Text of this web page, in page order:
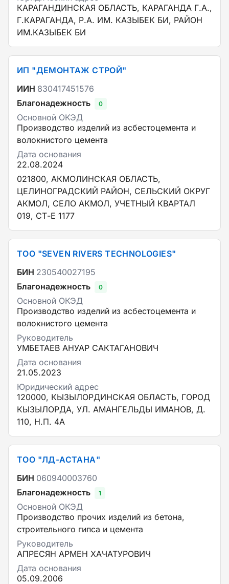
КАРАГАНДИНСКАЯ ОБЛАСТЬ, КАРАГАНДА Г.А.,
Г.КАРАГАНДА, Р.А. ИМ. КАЗЫБЕК БИ, РАЙОН
ИМ.КАЗЫБЕК БИ
ИП "ДЕМОНТАЖ СТРОЙ"
ИИН 830417451576
Благонадежность
0
Основной ОКЭД
Производство изделий из асбестоцемента и
волокнистого цемента
Дата основания
22.08.2024
021800, АКМОЛИНСКАЯ ОБЛАСТЬ,
ЦЕЛИНОГРАДСКИЙ РАЙОН, СЕЛЬСКИЙ ОКРУГ
АКМОЛ, СЕЛО АКМОЛ, УЧЕТНЫЙ КВАРТАЛ
019, СТ-Е 1177
ТОО "SEVEN RIVERS TECHNOLOGIES"
БИН 230540027195
Благонадежность
0
Основной ОКЭД
Производство изделий из асбестоцемента и
волокнистого цемента
Руководитель
УМБЕТАЕВ АНУАР САКТАГАНОВИЧ
Дата основания
21.05.2023
Юридический адрес
120000, КЫЗЫЛОРДИНСКАЯ ОБЛАСТЬ, ГОРОД
КЫЗЫЛОРДА, УЛ. АМАНГЕЛЬДЫ ИМАНОВ, Д.
110, Н.П. 4А
ТОО "ЛД-АСТАНА"
БИН 060940003760
Благонадежность
1
Основной ОКЭД
Производство прочих изделий из бетона,
строительного гипса и цемента
Руководитель
АПРЕСЯН АРМЕН ХАЧАТУРОВИЧ
Дата основания
05.09.2006